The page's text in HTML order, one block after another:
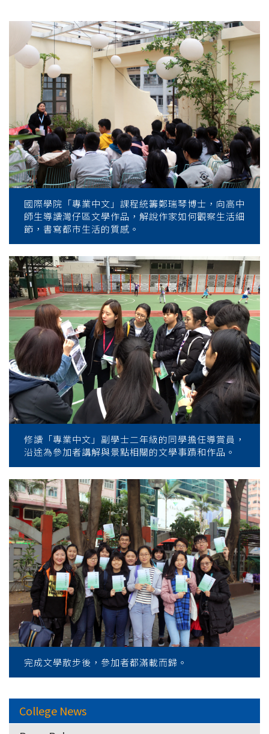
國際學院「專業中文」課程統籌鄭瑞琴博士，向高中
師生導讀灣仔區文學作品，解說作家如何觀察生活細
節，書寫都市生活的質感。
修讀「專業中文」副學士二年級的同學擔任導賞員，
沿途為參加者講解與景點相關的文學事蹟和作品。
完成文學散步後，參加者都滿載而歸。
College News